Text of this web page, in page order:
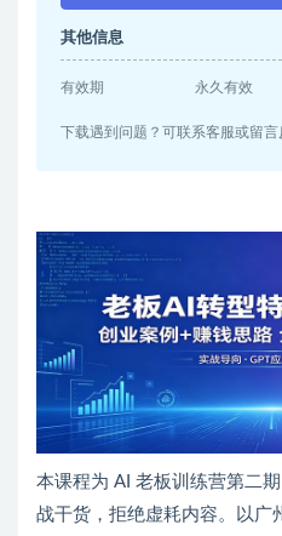
其他信息
有效期 永久有效
下载遇到问题？可联系客服或留言
本课程为 AI 老板训练营第二
战干货，拒绝虚耗内容。以广